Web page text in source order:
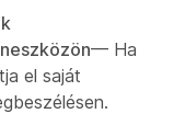
— Ha
el saját